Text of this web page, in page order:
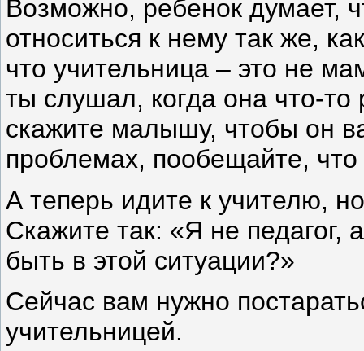
Возможно, ребенок думает,
относиться к нему так же,
что учительница – это не
ты слушал, когда она что-то
скажите малышу, чтобы он
проблемах, пообещайте,
А теперь идите к учителю,
Скажите так: «Я не педагог,
быть в этой ситуации?»
Сейчас вам нужно
учительницей.